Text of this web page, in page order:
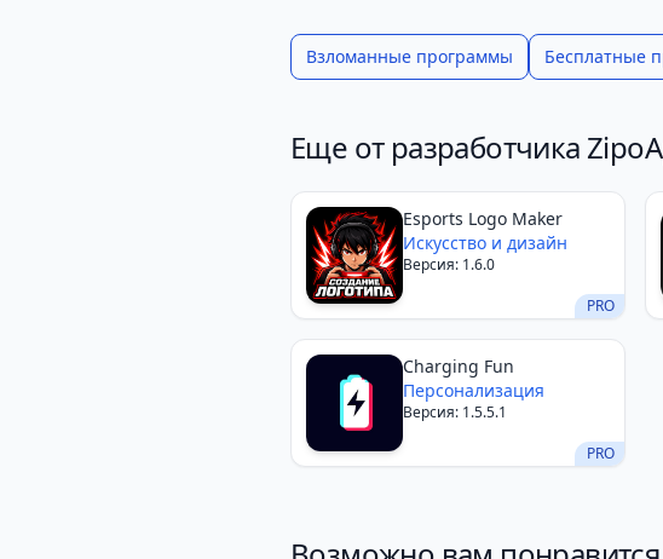
Взломанные программы Бесплатные
Еще от разработчика
PRO
Esports Logo Maker
Искусство и дизайн
Версия: 1.6.0
PRO
Charging Fun
Персонализация
Версия: 1.5.5.1